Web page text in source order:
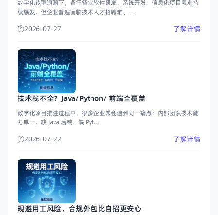
数字化转型浪潮下，各行各业软件研发、系统开发、信息化项目需求持
续爆发，但企业普遍面临技术人才招聘难、...
2026-07-27 了解详情
技术栈不全？Java/Python/ 前端全覆盖
数字化项目推进过程中，很多企业常会遇到同一痛点：内部团队技术能
力单一，缺 Java 后端、缺 Pyt...
2026-07-22 了解详情
规避用工风险，合规外包比自招更安心